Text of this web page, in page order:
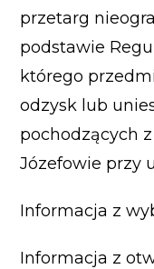
przetarg
podstawie
którego
odzysk lub
pochodzących
Józefowie przy
Informacja z
Informacja z